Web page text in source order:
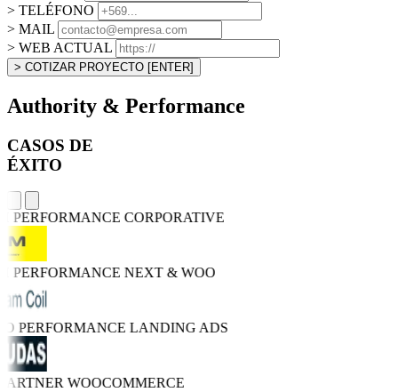
> TELÉFONO
> MAIL
> WEB ACTUAL
> COTIZAR PROYECTO [ENTER]
Authority & Performance
CASOS DE
ÉXITO
PERFORMANCECORPORATIVE
PERFORMANCENEXT & WOO
PERFORMANCELANDING ADS
WOOCOMMERCE